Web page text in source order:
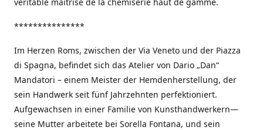
***************
Im Herzen Roms, zwischen der Via Veneto und der Piazza
di Spagna, befindet sich das Atelier von Dario „Dan“
Mandatori – einem Meister der Hemdenherstellung, der
sein Handwerk seit fünf Jahrzehnten perfektioniert.
Aufgewachsen in einer Familie von Kunsthandwerkern—
seine Mutter arbeitete bei Sorella Fontana, und sein